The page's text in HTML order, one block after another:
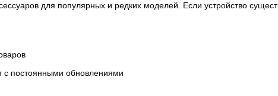
для популярных и редких моделей. Если устройство
с постоянными обновлениями